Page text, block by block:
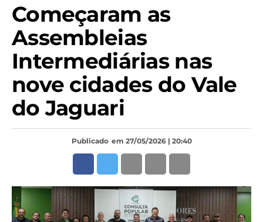
Começaram as
Assembleias
Intermediárias nas
nove cidades do Vale
do Jaguari
Publicado em 27/05/2026 | 20:40